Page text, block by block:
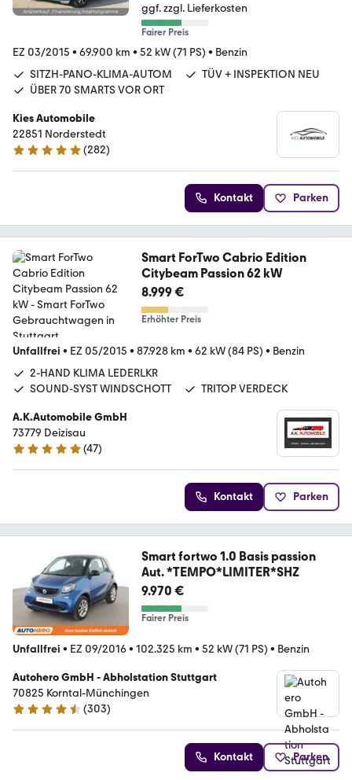
ggf. zzgl. Lieferkosten
Fairer Preis
EZ 03/2015 • 69.900 km • 52 kW (71 PS) • Benzin
SITZH-PANO-KLIMA-AUTOM
TÜV + INSPEKTION NEU
ÜBER 70 SMARTS VOR ORT
Kies Automobile
22851 Norderstedt
4.8 Sterne
(282)
Kontakt Parken
Smart ForTwo Cabrio Edition
Citybeam Passion 62 kW
8.999 €
Erhöhter Preis
Unfallfrei • EZ 05/2015 • 87.928 km • 62 kW (84 PS) • Benzin
2-HAND KLIMA LEDERLKR
SOUND-SYST WINDSCHOTT
TRITOP VERDECK
A.K.Automobile GmbH
73779 Deizisau
4.9 Sterne
(47)
Kontakt Parken
Smart fortwo 1.0 Basis passion
Aut. *TEMPO*LIMITER*SHZ
9.970 €
Fairer Preis
Unfallfrei • EZ 09/2016• 102.325 km • 52 kW (71 PS) • Benzin
Autohero GmbH - Abholstation Stuttgart
70825 Korntal-Münchingen
4.4 Sterne
(303)
Kontakt Parken